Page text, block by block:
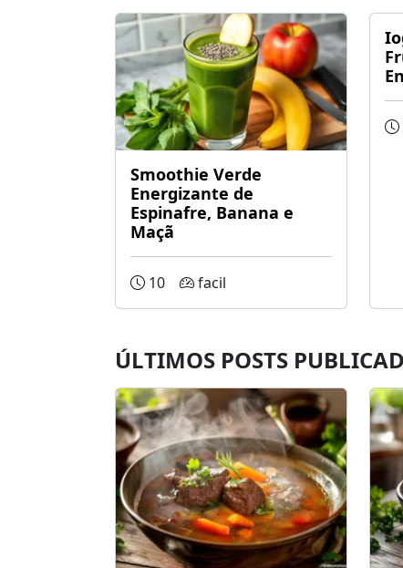
Smoothie Verde
Energizante de
Espinafre, Banana e
Maçã
10 facil
ÚLTIMOS POSTS